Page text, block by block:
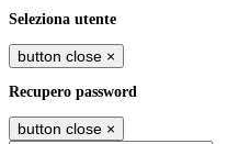
Seleziona utente
button close ×
Recupero password
button close ×